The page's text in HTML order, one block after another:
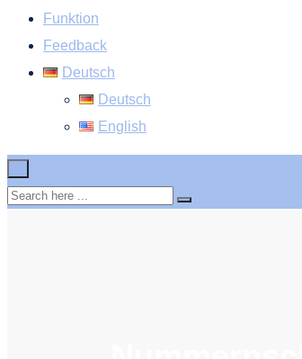
Funktion
Feedback
Deutsch
Deutsch
English